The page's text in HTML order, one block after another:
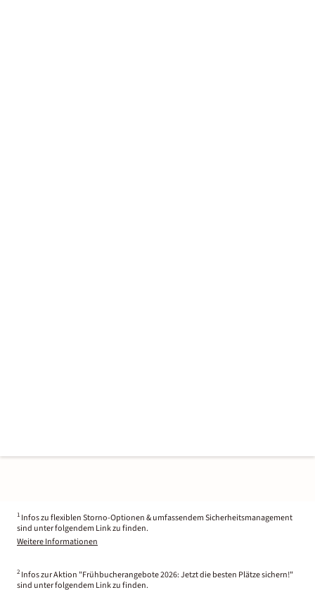
1 Infos zu flexiblen Storno-Optionen & umfassendem Sicherheitsmanagement
sind unter folgendem Link zu finden.
Weitere Informationen
2 Infos zur Aktion "Frühbucherangebote 2026: Jetzt die besten Plätze sichern!"
sind unter folgendem Link zu finden.